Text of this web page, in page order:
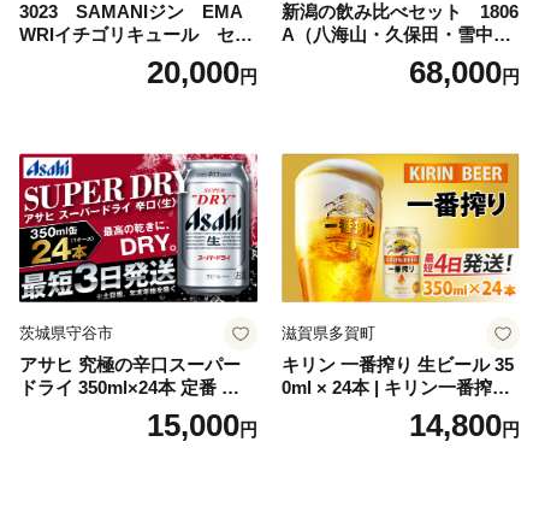
3023 SAMANIジン EMA
WRIイチゴリキュール セッ
ト（箱入り）【大人の味 酒
お酒 洋酒 スピリッツ クラフ
セット 詰め合わせ カクテル
ソーダ割り アルコール ロッ
ク ソーダ ジントニック 】
20,000円
新潟の飲み比べセット 1806
A（八海山・久保田・雪中
梅・越乃寒梅・かたふね・千
68,000円
茨城県守谷市
アサヒ 究極の辛口スーパー
ドライ 350ml×24本 定番 ビー
ル 缶ビール 酒 お酒 アルコー
15,000円
滋賀県多賀町
キリン 一番搾り 生ビール 35
0ml × 24本 | キリン一番搾り
キリンビール 一番搾り ビー
ル 24缶 きりんいちばんしぼ
14,800円